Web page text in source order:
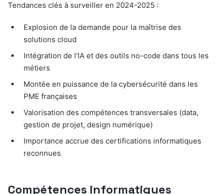
Tendances clés à surveiller en 2024-2025 :
Explosion de la demande pour la maîtrise des
solutions cloud
Intégration de l’IA et des outils no-code dans tous les
métiers
Montée en puissance de la cybersécurité dans les
PME françaises
Valorisation des compétences transversales (data,
gestion de projet, design numérique)
Importance accrue des certifications informatiques
reconnues
Compétences informatiques